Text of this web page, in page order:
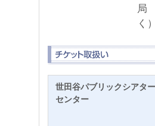
局
く
世田谷パブリックシアタ
センター